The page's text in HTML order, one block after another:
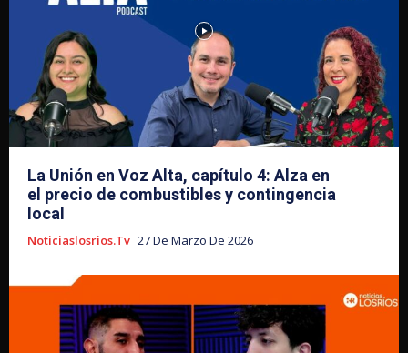
La Unión en Voz Alta, capítulo 4: Alza en
el precio de combustibles y contingencia
local
Noticiaslosrios.tv 27 De Marzo De 2026